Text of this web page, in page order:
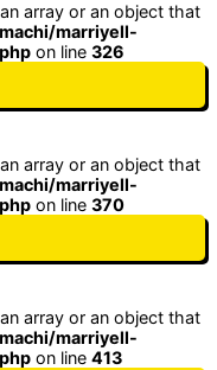
array or an object that
marriyell-
on line 326
array or an object that
marriyell-
on line 370
array or an object that
marriyell-
on line 413